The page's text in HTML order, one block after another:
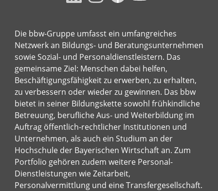
Die bbw-Gruppe umfasst ein umfangreiches
Netzwerk an Bildungs- und Beratungsunternehmen
sowie Sozial- und Personaldienstleistern. Das
gemeinsame Ziel: Menschen dabei helfen,
Beschäftigungsfähigkeit zu erwerben, zu erhalten,
zu verbessern oder wieder zu gewinnen. Das bbw
bietet in seiner Bildungskette sowohl frühkindliche
Betreuung, berufliche Aus- und Weiterbildung im
Auftrag öffentlich-rechtlicher Institutionen und
Unternehmen, als auch ein Studium an der
Hochschule der Bayerischen Wirtschaft an. Zum
Portfolio gehören zudem weitere Personal-
Dienstleistungen wie Zeitarbeit,
Personalvermittlung und eine Transfergesellschaft.